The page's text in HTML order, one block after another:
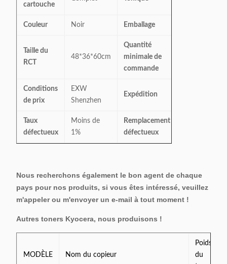
cartouche
Couleur Noir Emballage
Taille du
RCT
48*36*60cm
Quantité
minimale de
commande
Conditions
de prix
EXW
Shenzhen
Expédition
Taux
défectueux
Moins de
1%
Remplacement
défectueux
Nous recherchons également le bon agent de chaque
pays pour nos produits, si vous êtes intéressé, veuillez
m'appeler ou m'envoyer un e-mail à tout moment !
Autres toners Kyocera, nous produisons !
MODÈLE Nom du copieur
Poids
du